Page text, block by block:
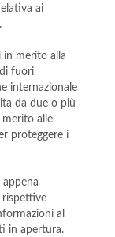
ai
in merito alla
fuori
internazionale
da due o più
merito alle
proteggere i
rispettive
al
in apertura.